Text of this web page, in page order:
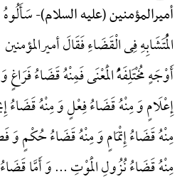
أمیرالمؤمنین (علیه السلام)-
الْمُتَشَابِهِ فِی الْقَضَاءِ فَقَالَ
أَوْجَهٍ مُخْتَلِفَهًُْ الْمَعْنَی فَمِنْهُ قَضَاءُ
إِعْلَامٍ وَ مِنْهُ قَضَاءُ فِعْلٍ وَ مِنْهُ
مِنْهُ قَضَاءُ إِتْمَامٍ وَ مِنْهُ قَضَاءُ حُکْمٍ
مِنْهُ قَضَاءُ نُزُولِ الْمَوْتِ ... وَ أَمَّا